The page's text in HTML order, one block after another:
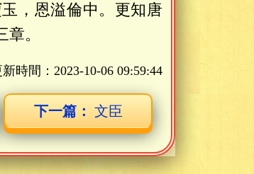
，恩溢倫中。更知唐
。
時間： 2023-10-06 09:59:44
下一篇： 文臣